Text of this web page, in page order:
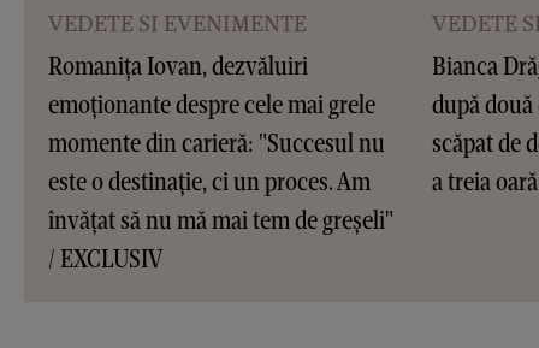
VEDETE SI EVENIMENTE
Romanița Iovan, dezvăluiri
emoționante despre cele mai grele
momente din carieră: "Succesul nu
este o destinație, ci un proces. Am
învățat să nu mă mai tem de greșeli"
/ EXCLUSIV
VEDETE
Bianca
după
scăpat de
a treia